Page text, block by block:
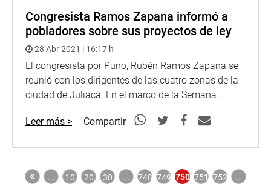
Congresista Ramos Zapana informó a
pobladores sobre sus proyectos de ley
28 Abr 2021 | 16:17 h
El congresista por Puno, Rubén Ramos Zapana se
reunió con los dirigentes de las cuatro zonas de la
ciudad de Juliaca. En el marco de la Semana...
Leer más > Compartir
... 10 20 30 ... 748 749 750 751 752 ...